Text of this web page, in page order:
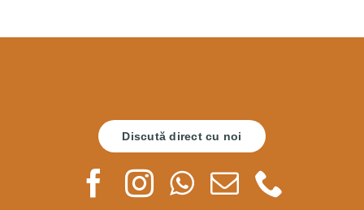
Discută direct cu noi